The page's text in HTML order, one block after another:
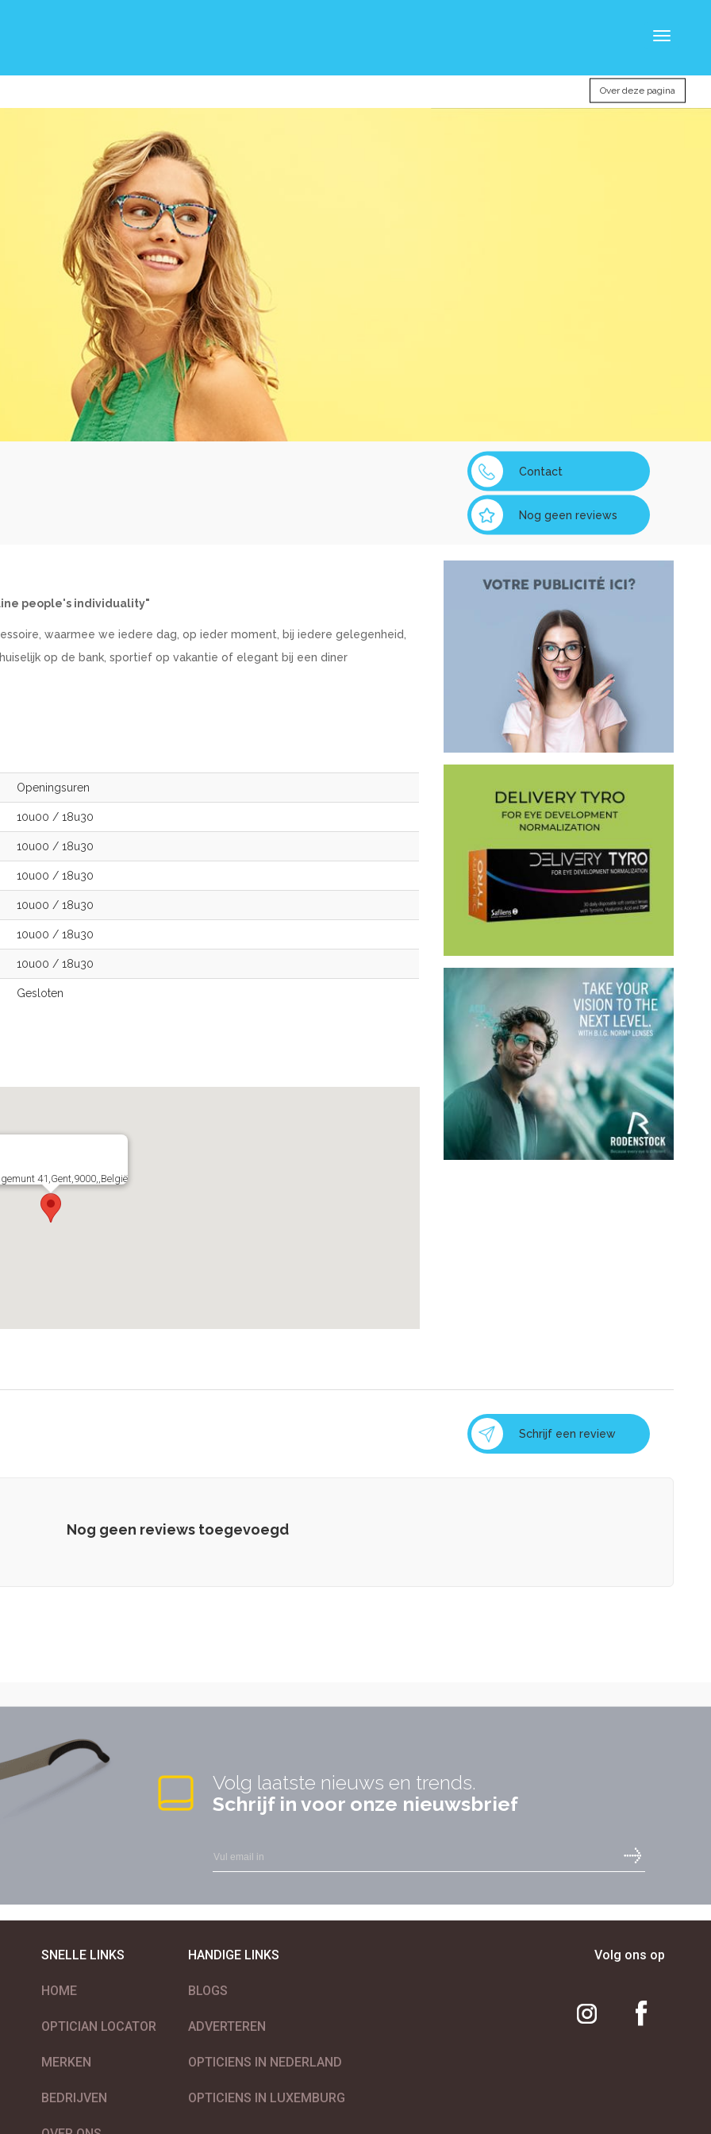
Toggle
Over deze pagina
Contact
Nog geen reviews
people's individuality"
waarmee we iedere dag, op ieder moment, bij iedere gelegenheid,
op de bank, sportief op vakantie of elegant bij een diner
Openingsuren
10u00 / 18u30
10u00 / 18u30
10u00 / 18u30
10u00 / 18u30
10u00 / 18u30
10u00 / 18u30
Gesloten
41,Gent,9000,,België
Schrijf een review
Nog geen reviews toegevoegd
Volg laatste nieuws en trends.
Schrijf in voor onze nieuwsbrief
SNELLE LINKS
HOME
OPTICIAN LOCATOR
MERKEN
BEDRIJVEN
HANDIGE LINKS
BLOGS
ADVERTEREN
OPTICIENS IN NEDERLAND
OPTICIENS IN LUXEMBURG
Volg ons op